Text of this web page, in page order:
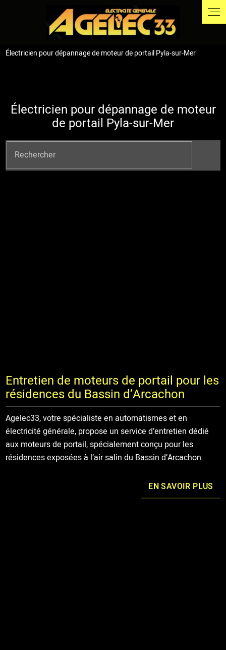
Électricien pour dépannage de moteur de portail Pyla-sur-Mer
Électricien pour dépannage de moteur
de portail Pyla-sur-Mer
Rechercher
Entretien de moteurs de portail pour les
résidences du Bassin d’Arcachon
Agelec33, votre spécialiste en automatismes et en
électricité générale, propose un service d’entretien dédié
aux moteurs de portail, spécialement conçu pour les
résidences exposées à l’air salin du Bassin d’Arcachon.
EN SAVOIR PLUS